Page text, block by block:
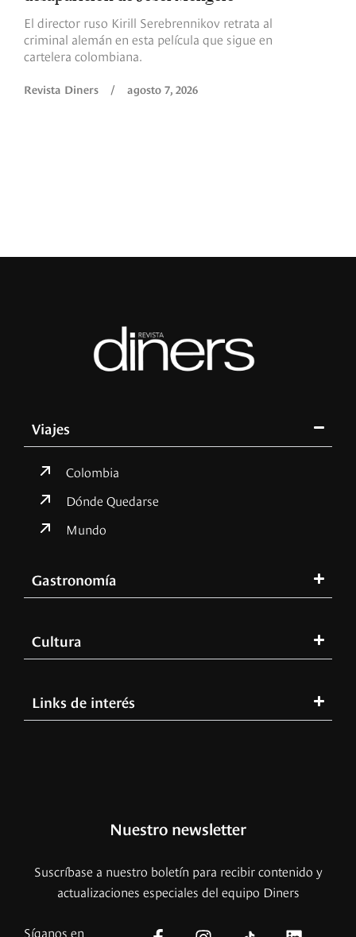
El director ruso Kirill Serebrennikov retrata al
criminal alemán en esta película que sigue en
cartelera colombiana.
Revista Diners / agosto 7, 2026
Viajes
Colombia
Dónde Quedarse
Mundo
Gastronomía
Cultura
Links de interés
Nuestro newsletter
Suscríbase a nuestro boletín para recibir contenido y
actualizaciones especiales del equipo Diners
Síganos en